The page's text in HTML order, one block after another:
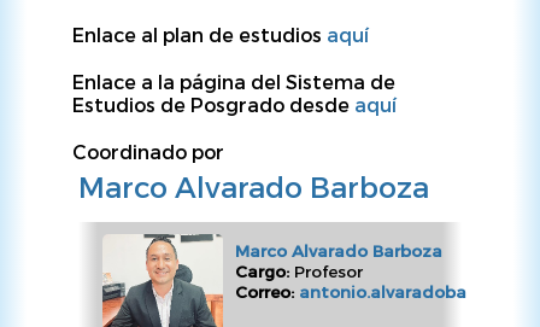
Enlace al plan de estudios aquí
Enlace a la página del Sistema de
Estudios de Posgrado desde aquí
Coordinado por
Marco Alvarado Barboza
Marco Alvarado Barboza
Cargo: Profesor
Correo: